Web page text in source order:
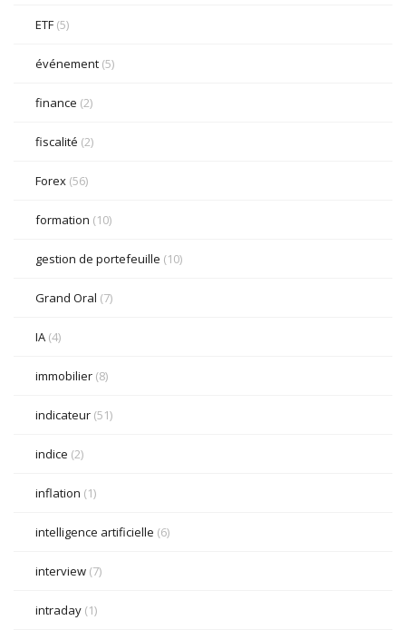
ETF (5)
événement (5)
finance (2)
fiscalité (2)
Forex (56)
formation (10)
gestion de portefeuille (10)
Grand Oral (7)
IA (4)
immobilier (8)
indicateur (51)
indice (2)
inflation (1)
intelligence artificielle (6)
interview (7)
intraday (1)